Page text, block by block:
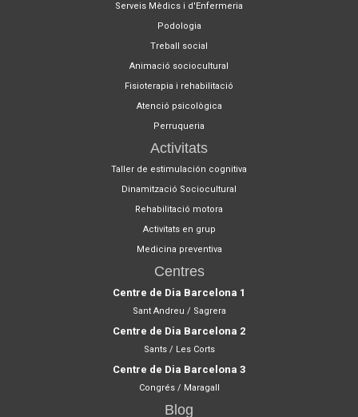
Serveis Mèdics i d'Enfermeria
Podologia
Treball social
Animació sociocultural
Fisioterapia i rehabilitació
Atenció psicològica
Perruqueria
Activitats
Taller de estimulación cognitiva
Dinamització Sociocultural
Rehabilitació motora
Activitats en grup
Medicina preventiva
Centres
Centre de Dia Barcelona 1
Sant Andreu / Sagrera
Centre de Dia Barcelona 2
Sants / Les Corts
Centre de Dia Barcelona 3
Congrés / Maragall
Blog